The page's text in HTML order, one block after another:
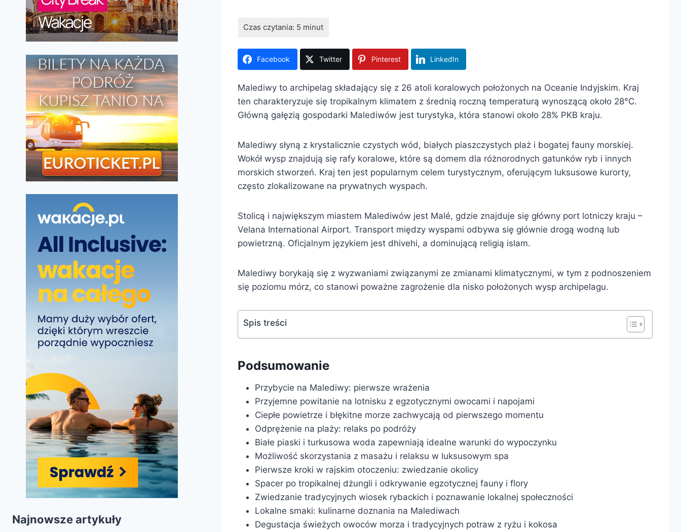
Facebook Twitter Pinterest LinkedIn
Malediwy to archipelag składający się z 26 atoli koralowych położonych na Oceanie Indyjskim. Kraj
ten charakteryzuje się tropikalnym klimatem z średnią roczną temperaturą wynoszącą około 28°C.
Główną gałęzią gospodarki Malediwów jest turystyka, która stanowi około 28% PKB kraju.
Malediwy słyną z krystalicznie czystych wód, białych piaszczystych plaż i bogatej fauny morskiej.
Wokół wysp znajdują się rafy koralowe, które są domem dla różnorodnych gatunków ryb i innych
morskich stworzeń. Kraj ten jest popularnym celem turystycznym, oferującym luksusowe kurorty,
często zlokalizowane na prywatnych wyspach.
Stolicą i największym miastem Malediwów jest Malé, gdzie znajduje się główny port lotniczy kraju –
Velana International Airport. Transport między wyspami odbywa się głównie drogą wodną lub
powietrzną. Oficjalnym językiem jest dhivehi, a dominującą religią islam.
Malediwy borykają się z wyzwaniami związanymi ze zmianami klimatycznymi, w tym z podnoszeniem
się poziomu mórz, co stanowi poważne zagrożenie dla nisko położonych wysp archipelagu.
Spis treści
Podsumowanie
Przybycie na Malediwy: pierwsze wrażenia
Przyjemne powitanie na lotnisku z egzotycznymi owocami i napojami
Ciepłe powietrze i błękitne morze zachwycają od pierwszego momentu
Odprężenie na plaży: relaks po podróży
Białe piaski i turkusowa woda zapewniają idealne warunki do wypoczynku
Możliwość skorzystania z masażu i relaksu w luksusowym spa
Pierwsze kroki w rajskim otoczeniu: zwiedzanie okolicy
Spacer po tropikalnej dżungli i odkrywanie egzotycznej fauny i flory
Zwiedzanie tradycyjnych wiosek rybackich i poznawanie lokalnej społeczności
Lokalne smaki: kulinarne doznania na Malediwach
Degustacja świeżych owoców morza i tradycyjnych potraw z ryżu i kokosa
Najnowsze artykuły